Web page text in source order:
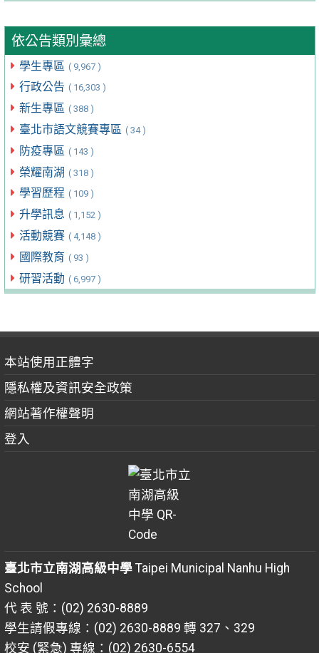
依公告類別彙總
學生專區 ( 9,967 )
行政公告 ( 16,303 )
新生專區 ( 388 )
臺北市語文競賽專區 ( 34 )
防疫專區 ( 143 )
榮耀南湖 ( 318 )
學習歷程 ( 109 )
升學訊息 ( 1,152 )
活動競賽 ( 4,148 )
國際教育 ( 93 )
研習活動 ( 6,997 )
本站使用正體字
隱私權及資訊安全政策
網站著作權聲明
登入
臺北市立南湖高級中學Taipei Municipal Nanhu High
School
代 表 號：(02) 2630-8889
學生請假專線：(02) 2630-8889 轉 327、329
校安 (緊急) 專線：(02) 2630-6554